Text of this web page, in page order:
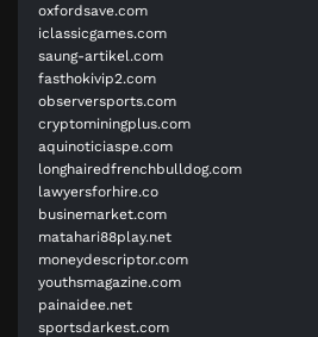
oxfordsave.com
iclassicgames.com
saung-artikel.com
fasthokivip2.com
observersports.com
cryptominingplus.com
aquinoticiaspe.com
longhairedfrenchbulldog.com
lawyersforhire.co
businemarket.com
matahari88play.net
moneydescriptor.com
youthsmagazine.com
painaidee.net
sportsdarkest.com